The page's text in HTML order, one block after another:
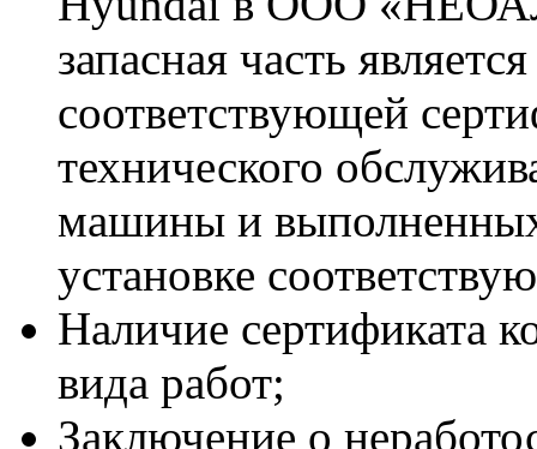
запасная часть
соответствующей
технического
машины и
установке
Наличие сертификата
вида работ;
Заключение о